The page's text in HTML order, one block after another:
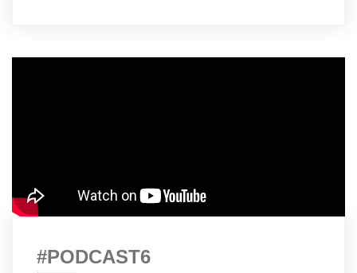
#PODCAST6